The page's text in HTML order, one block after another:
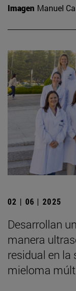
Imagen Manuel
02 | 06 | 2025
Desarrollan
manera
residual en la
mieloma